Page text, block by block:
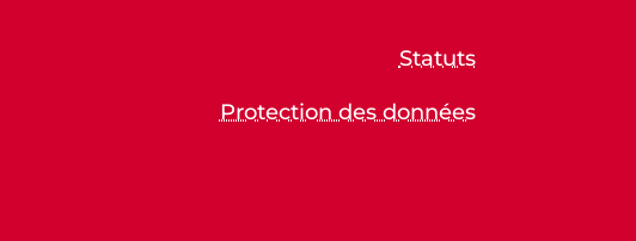
Statuts
Protection des données